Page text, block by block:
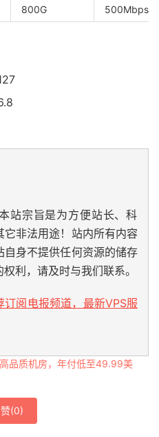
800G 500Mbps/
站宗旨是为方便站长、科
非法用途！站内所有内容
身不提供任何资源的储存
利，请及时与我们联系。
订阅电报频道，最新VPS服
品质机房，年付低至49.99美
赞(0)